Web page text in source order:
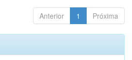
Anterior 1 Próxima